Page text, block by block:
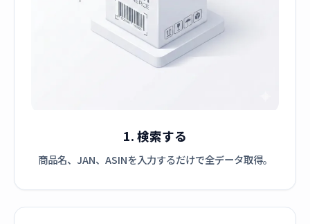
1. 検索する
商品名、JAN、ASINを入力するだけで全データ取得。